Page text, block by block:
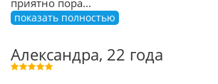
показать полностью
Александра, 22 года